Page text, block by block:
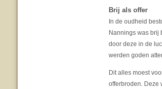
Brij als offer
In de oudheid
Nannings was brij
door deze in de
werden goden
Dit alles moest
offerbroden. Deze